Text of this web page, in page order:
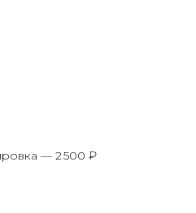
— 2 500 ₽